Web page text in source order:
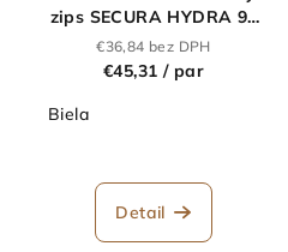
zips SECURA HYDRA 91
250 V O2 biela
€36,84 bez DPH
€45,31 / par
Biela
Detail